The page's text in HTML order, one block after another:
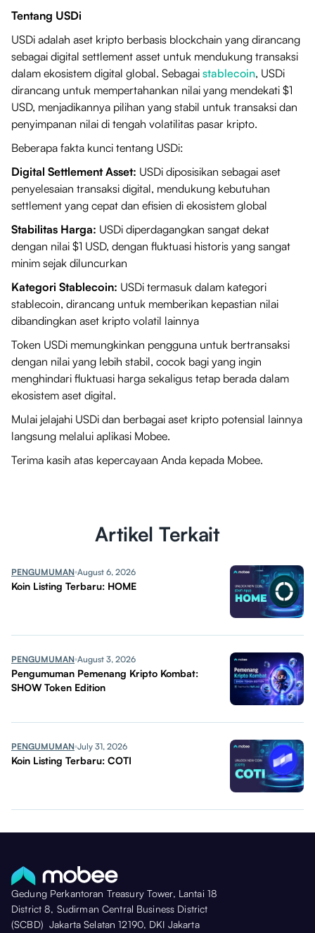
Tentang USDi
USDi adalah aset kripto berbasis blockchain yang dirancang
sebagai digital settlement asset untuk mendukung transaksi
dalam ekosistem digital global. Sebagai stablecoin, USDi
dirancang untuk mempertahankan nilai yang mendekati $1
USD, menjadikannya pilihan yang stabil untuk transaksi dan
penyimpanan nilai di tengah volatilitas pasar kripto.
Beberapa fakta kunci tentang USDi:
Digital Settlement Asset: USDi diposisikan sebagai aset
penyelesaian transaksi digital, mendukung kebutuhan
settlement yang cepat dan efisien di ekosistem global
Stabilitas Harga: USDi diperdagangkan sangat dekat
dengan nilai $1 USD, dengan fluktuasi historis yang sangat
minim sejak diluncurkan
Kategori Stablecoin: USDi termasuk dalam kategori
stablecoin, dirancang untuk memberikan kepastian nilai
dibandingkan aset kripto volatil lainnya
Token USDi memungkinkan pengguna untuk bertransaksi
dengan nilai yang lebih stabil, cocok bagi yang ingin
menghindari fluktuasi harga sekaligus tetap berada dalam
ekosistem aset digital.
Mulai jelajahi USDi dan berbagai aset kripto potensial lainnya
langsung melalui aplikasi Mobee.
Terima kasih atas kepercayaan Anda kepada Mobee.
Artikel Terkait
PENGUMUMAN August 6, 2026
Koin Listing Terbaru: HOME
PENGUMUMAN August 3, 2026
Pengumuman Pemenang Kripto Kombat:
SHOW Token Edition
PENGUMUMAN July 31, 2026
Koin Listing Terbaru: COTI
Gedung Perkantoran Treasury Tower, Lantai 18
District 8, Sudirman Central Business District
(SCBD) Jakarta Selatan 12190, DKI Jakarta